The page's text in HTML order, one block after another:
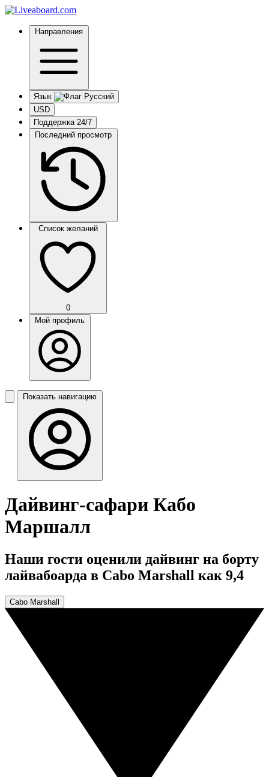
Направления
Язык
USD
Поддержка 24/7
Последний просмотр
Список желаний
0
Мой профиль
Показать навигацию
Дайвинг-сафари Кабо
Маршалл
Наши гости оценили дайвинг на борту
лайвабоарда в Cabo Marshall как 9,4
Cabo Marshall